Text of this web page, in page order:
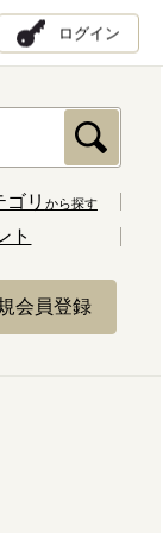
ログイン
ゴリ から探す
ト
会員登録